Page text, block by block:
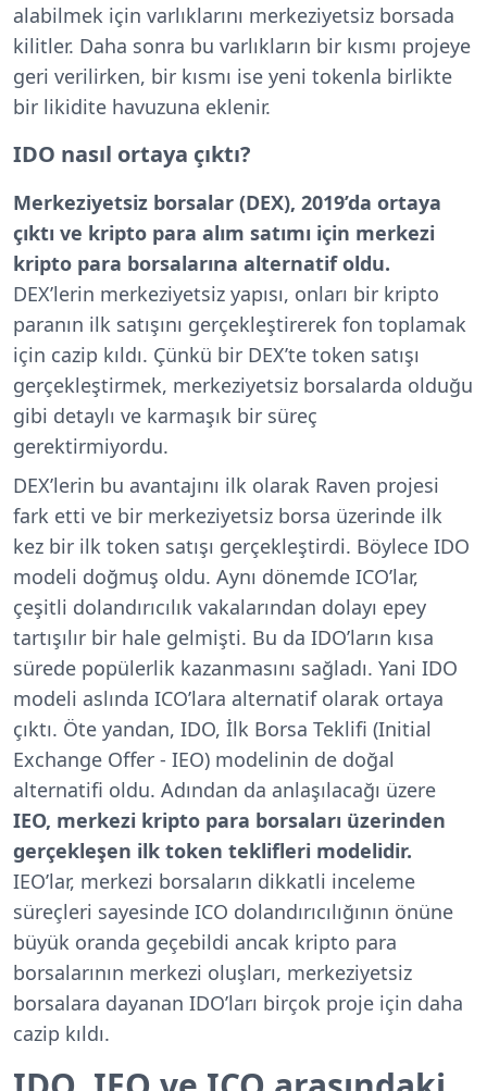
alabilmek için varlıklarını merkeziyetsiz borsada
kilitler. Daha sonra bu varlıkların bir kısmı projeye
geri verilirken, bir kısmı ise yeni tokenla birlikte
bir likidite havuzuna eklenir.
IDO nasıl ortaya çıktı?
Merkeziyetsiz borsalar (DEX), 2019’da ortaya
çıktı ve kripto para alım satımı için merkezi
kripto para borsalarına alternatif oldu.
DEX’lerin merkeziyetsiz yapısı, onları bir kripto
paranın ilk satışını gerçekleştirerek fon toplamak
için cazip kıldı. Çünkü bir DEX’te token satışı
gerçekleştirmek, merkeziyetsiz borsalarda olduğu
gibi detaylı ve karmaşık bir süreç
gerektirmiyordu.
DEX’lerin bu avantajını ilk olarak Raven projesi
fark etti ve bir merkeziyetsiz borsa üzerinde ilk
kez bir ilk token satışı gerçekleştirdi. Böylece IDO
modeli doğmuş oldu. Aynı dönemde ICO’lar,
çeşitli dolandırıcılık vakalarından dolayı epey
tartışılır bir hale gelmişti. Bu da IDO’ların kısa
sürede popülerlik kazanmasını sağladı. Yani IDO
modeli aslında ICO’lara alternatif olarak ortaya
çıktı. Öte yandan, IDO, İlk Borsa Teklifi (Initial
Exchange Offer - IEO) modelinin de doğal
alternatifi oldu. Adından da anlaşılacağı üzere
IEO, merkezi kripto para borsaları üzerinden
gerçekleşen ilk token teklifleri modelidir.
IEO’lar, merkezi borsaların dikkatli inceleme
süreçleri sayesinde ICO dolandırıcılığının önüne
büyük oranda geçebildi ancak kripto para
borsalarının merkezi oluşları, merkeziyetsiz
borsalara dayanan IDO’ları birçok proje için daha
cazip kıldı.